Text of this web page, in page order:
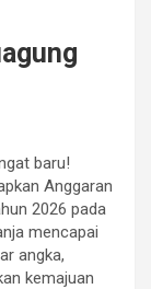
baru!
Anggaran
2026 pada
mencapai
angka,
kemajuan